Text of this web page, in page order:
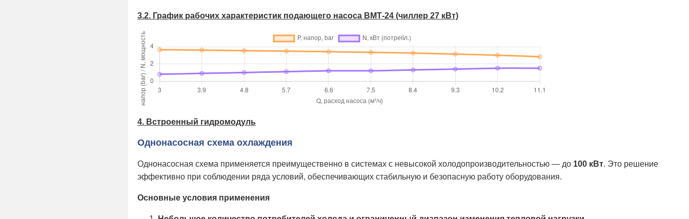
3.2. График рабочих характеристик подающего насоса ВМТ-24 (чиллер 27 кВт)
4. Встроенный гидромодуль
Однонасосная схема охлаждения
Однонасосная схема применяется преимущественно в системах с невысокой холодопроизводительностью — до 100 кВт. Это решение
эффективно при соблюдении ряда условий, обеспечивающих стабильную и безопасную работу оборудования.
Основные условия применения